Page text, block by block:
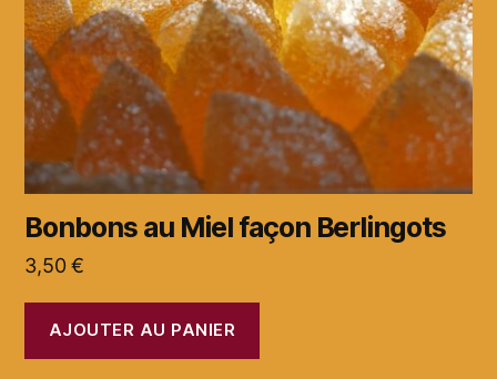
Bonbons au Miel façon Berlingots
3,50€
AJOUTER AU PANIER